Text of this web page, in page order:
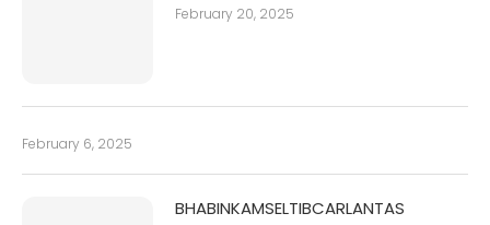
February 20, 2025
February 6, 2025
BHABINKAMSELTIBCARLANTAS